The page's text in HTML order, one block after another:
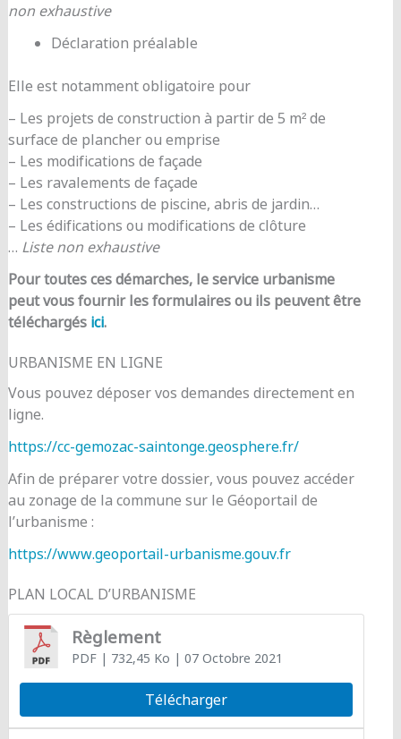
non exhaustive
Déclaration préalable
Elle est notamment obligatoire pour
– Les projets de construction à partir de 5 m² de
surface de plancher ou emprise
– Les modifications de façade
– Les ravalements de façade
– Les constructions de piscine, abris de jardin…
– Les édifications ou modifications de clôture
… Liste non exhaustive
Pour toutes ces démarches, le service urbanisme
peut vous fournir les formulaires ou ils peuvent être
téléchargés ici.
URBANISME EN LIGNE
Vous pouvez déposer vos demandes directement en
ligne.
https://cc-gemozac-saintonge.geosphere.fr/
Afin de préparer votre dossier, vous pouvez accéder
au zonage de la commune sur le Géoportail de
l’urbanisme :
https://www.geoportail-urbanisme.gouv.fr
PLAN LOCAL D’URBANISME
Règlement
PDF| 732,45 Ko | 07 Octobre 2021
Télécharger